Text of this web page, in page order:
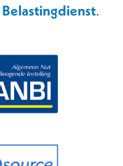
Belastingdienst.